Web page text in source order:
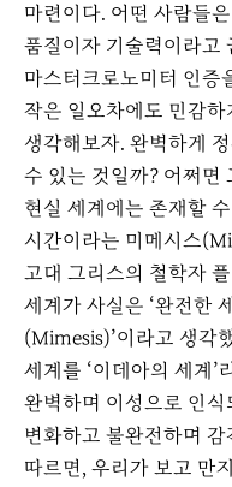
마련이다. 어떤 사람들
품질이자 기술력이라고
마스터크로노미터 인증
작은 일오차에도 민감
생각해보자. 완벽하게
수 있는 것일까? 어쩌면
현실 세계에는 존재할
시간이라는 미메시스
고대 그리스의 철학자
세계가 사실은 ‘완전한
(Mimesis)’이라고 생각
세계를 ‘이데아의 세계
완벽하며 이성으로 인
변화하고 불완전하며
따르면, 우리가 보고 만